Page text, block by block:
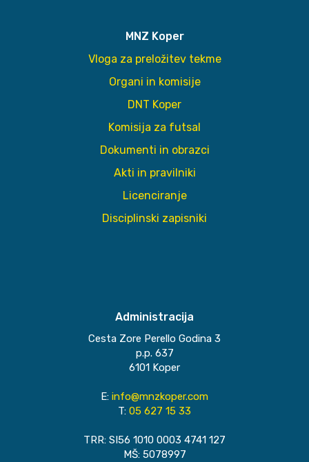
MNZ Koper
Vloga za preložitev tekme
Organi in komisije
DNT Koper
Komisija za futsal
Dokumenti in obrazci
Akti in pravilniki
Licenciranje
Disciplinski zapisniki
Administracija
Cesta Zore Perello Godina 3
p.p. 637
6101 Koper
E: info@mnzkoper.com
T: 05 627 15 33
TRR: SI56 1010 0003 4741 127
MŠ: 5078997